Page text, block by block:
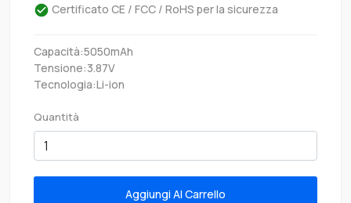
Certificato CE / FCC / RoHS per la sicurezza
Capacità:5050mAh
Tensione:3.87V
Tecnologia:Li-ion
Quantità
Aggiungi Al Carrello